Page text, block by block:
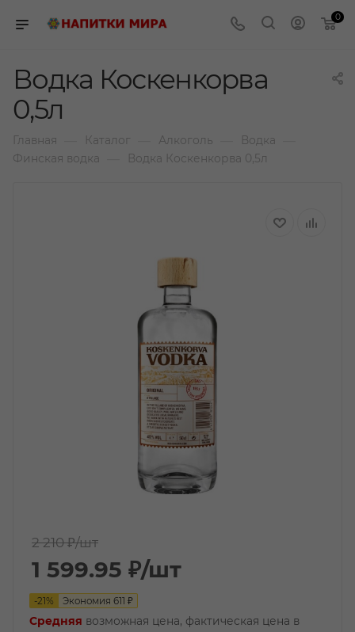
0
Водка Коскенкорва
0,5л
Главная Каталог Алкоголь Водка
Финская водка Водка Коскенкорва 0,5л
2 210 ₽/шт
1 599.95 ₽/шт
-21% Экономия 611 ₽
Средняя возможная цена, фактическая цена в